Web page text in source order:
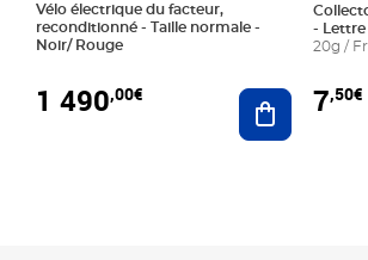
Vélo électrique du facteur,
reconditionné - Taille normale -
Noir/ Rouge
1 490,00€ Ajouter au
- Lettre
20g /
7,50€